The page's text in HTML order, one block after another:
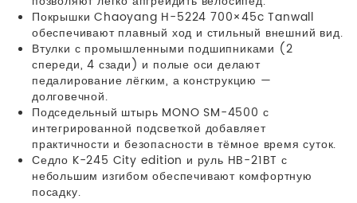
Покрышки Chaoyang H-5224 700×45c Tanwall
обеспечивают плавный ход и стильный внешний вид.
Втулки с промышленными подшипниками (2
спереди, 4 сзади) и полые оси делают
педалирование лёгким, а конструкцию —
долговечной.
Подседельный штырь MONO SM-4500 с
интегрированной подсветкой добавляет
практичности и безопасности в тёмное время суток.
Седло K-245 City edition и руль HB-21BT с
небольшим изгибом обеспечивают комфортную
посадку.